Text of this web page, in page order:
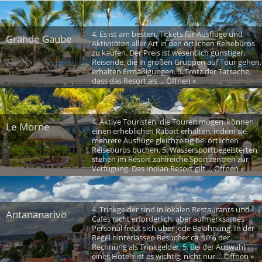
Grande Gaube
4. Es ist am besten, Tickets für Ausflüge und
Aktivitäten aller Art in den örtlichen Reisebüros
zu kaufen. Der Preis ist wesentlich günstiger.
Reisende, die in großen Gruppen auf Tour gehen,
erhalten Ermäßigungen. 5. Trotz der Tatsache,
dass das Resort als ... Öffnen »
Le Morne
4. Aktive Touristen, die Touren mögen, können
einen erheblichen Rabatt erhalten, indem sie
mehrere Ausflüge gleichzeitig bei örtlichen
Reisebüros buchen. 5. Wassersportbegeisterten
stehen im Resort zahlreiche Sportzentren zur
Verfügung. Das Indian Resort gilt ... Öffnen »
Antananarivo
4. Trinkgelder sind in lokalen Restaurants und
Cafés nicht erforderlich, aber aufmerksames
Personal freut sich über jede Belohnung. In der
Regel hinterlassen Besucher ca. 10% der
Rechnung als Trinkgelder. 5. Bei der Auswahl
eines Hotels ist es wichtig, nicht nur ... Öffnen »